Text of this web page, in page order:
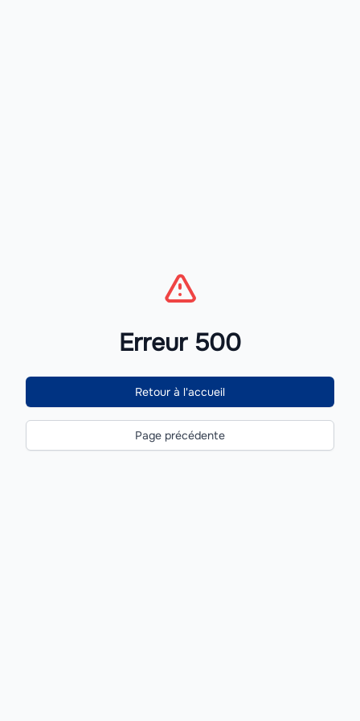
Erreur 500
Retour à l'accueil
Page précédente